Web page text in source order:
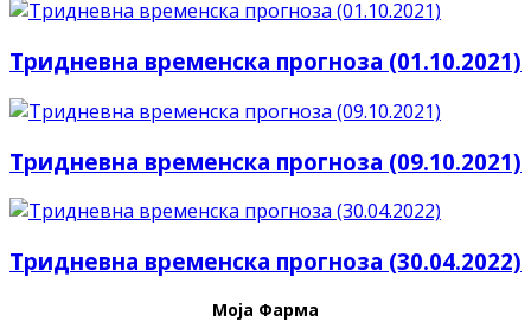
Тридневна временска прогноза (01.10.2021)
Тридневна временска прогноза (09.10.2021)
Тридневна временска прогноза (30.04.2022)
Моја Фарма